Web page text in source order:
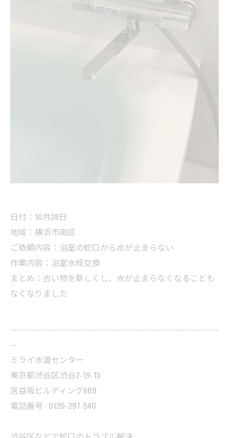
日付：10月28日
地域：横浜市南区
ご依頼内容：浴室の蛇口から水が止まらない
作業内容：浴室水栓交換
まとめ：古い物を新しくし、水が止まらなくなることも
なくなりました
--------------------------------------------------------------------
--
ミライ水道センター
東京都渋谷区渋谷2-19-15
宮益坂ビルディング609
電話番号 : 0120-297-540